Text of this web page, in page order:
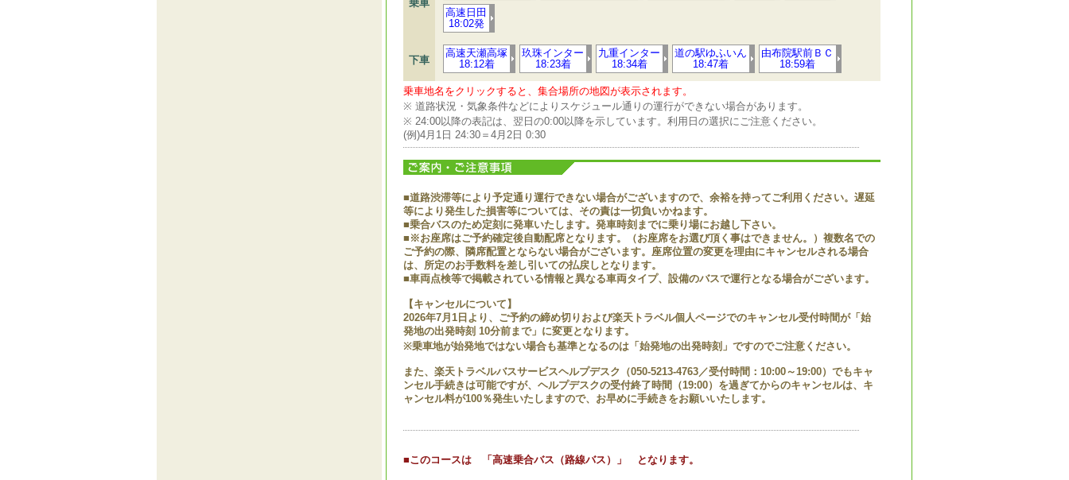
乗車
高速日田
18:02発
下車
高速天瀬高塚
18:12着
玖珠インター
18:23着
九重インター
18:34着
道の駅ゆふいん
18:47着
由布院駅前ＢＣ
18:59着
乗車地名をクリックすると、集合場所の地図が表示されます。
※ 道路状況・気象条件などによりスケジュール通りの運行ができない場合があります。
※ 24:00以降の表記は、翌日の0:00以降を示しています。利用日の選択にご注意ください。
(例)4月1日 24:30＝4月2日 0:30
■道路渋滞等により予定通り運行できない場合がございますので、余裕を持ってご利用ください。遅延
等により発生した損害等については、その責は一切負いかねます。
■乗合バスのため定刻に発車いたします。発車時刻までに乗り場にお越し下さい。
■※お座席はご予約確定後自動配席となります。（お座席をお選び頂く事はできません。）複数名での
ご予約の際、隣席配置とならない場合がございます。座席位置の変更を理由にキャンセルされる場合
は、所定のお手数料を差し引いての払戻しとなります。
■車両点検等で掲載されている情報と異なる車両タイプ、設備のバスで運行となる場合がございます。
【キャンセルについて】
2026年7月1日より、ご予約の締め切りおよび楽天トラベル個人ページでのキャンセル受付時間が「始
発地の出発時刻 10分前まで」に変更となります。
※乗車地が始発地ではない場合も基準となるのは「始発地の出発時刻」ですのでご注意ください。
また、楽天トラベルバスサービスヘルプデスク（050-5213-4763／受付時間：10:00～19:00）でもキャ
ンセル手続きは可能ですが、ヘルプデスクの受付終了時間（19:00）を過ぎてからのキャンセルは、キ
ャンセル料が100％発生いたしますので、お早めに手続きをお願いいたします。
■このコースは 「高速乗合バス（路線バス）」 となります。